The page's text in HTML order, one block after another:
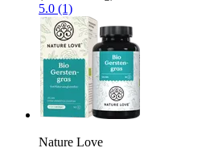
5.0 (1)
Nature Love